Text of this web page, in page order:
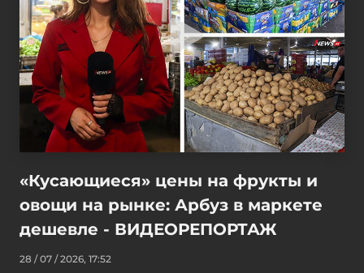
«Кусающиеся» цены на фрукты и
овощи на рынке: Арбуз в маркете
дешевле - ВИДЕОРЕПОРТАЖ
28 / 07 / 2026, 17:52